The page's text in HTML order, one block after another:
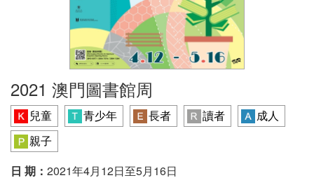
2021 澳門圖書館周
兒童 青少年 長者 讀者
成人
親子
日 期： 2021年4月12日至5月16日